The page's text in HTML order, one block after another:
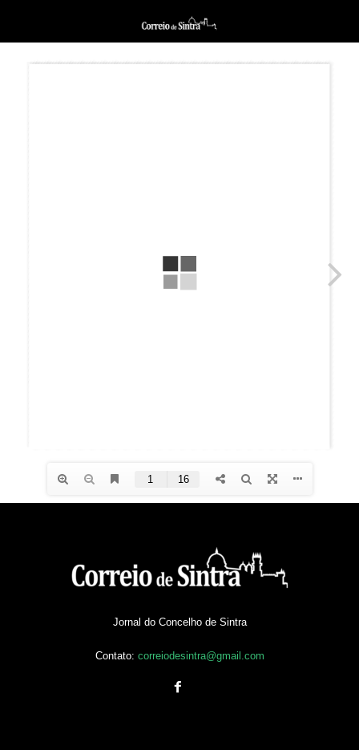
Jornal do Concelho de Sintra
Contato: correiodesintra@gmail.com